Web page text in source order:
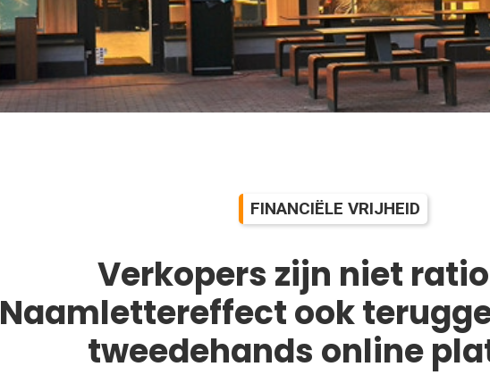
FINANCIËLE VRIJHEID
Verkopers zijn niet
Naamlettereffect ook
tweedehands online